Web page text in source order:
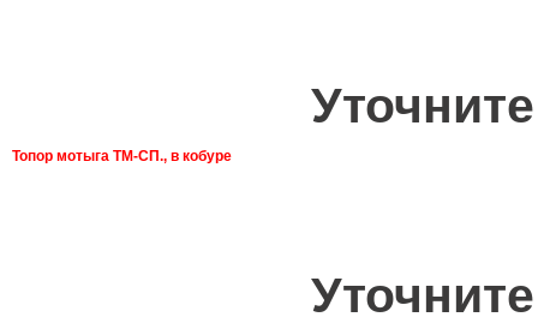
Топор мотыга ТМ-СП., в кобуре